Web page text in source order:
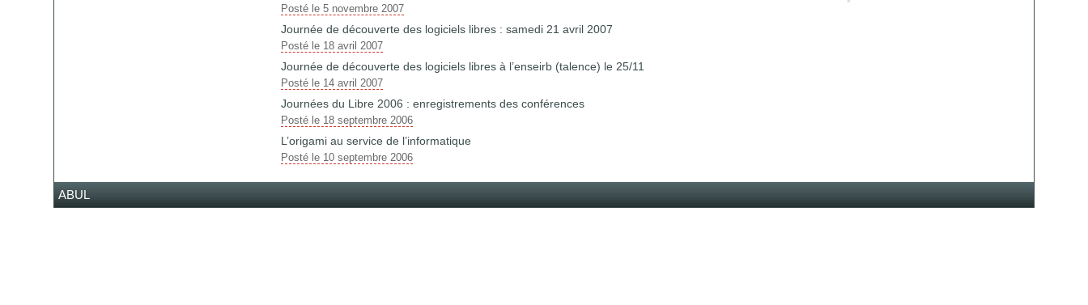
Posté le 5 novembre 2007
Journée de découverte des logiciels libres : samedi 21 avril 2007
Posté le 18 avril 2007
Journée de découverte des logiciels libres à l’enseirb (talence) le 25/11
Posté le 14 avril 2007
Journées du Libre 2006 : enregistrements des conférences
Posté le 18 septembre 2006
L’origami au service de l’informatique
Posté le 10 septembre 2006
ABUL